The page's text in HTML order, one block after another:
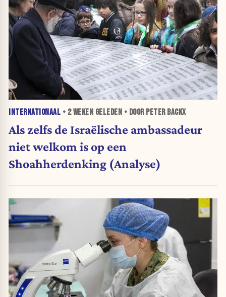
INTERNATIONAAL • 2 WEKEN GELEDEN • DOOR PETER BACKX
Als zelfs de Israëlische ambassadeur
niet welkom is op een
Shoahherdenking (Analyse)